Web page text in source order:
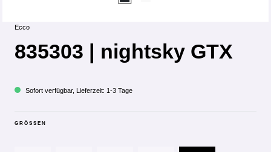
Ecco
835303 | nightsky GTX
Sofort verfügbar, Lieferzeit: 1-3 Tage
GRÖSSEN